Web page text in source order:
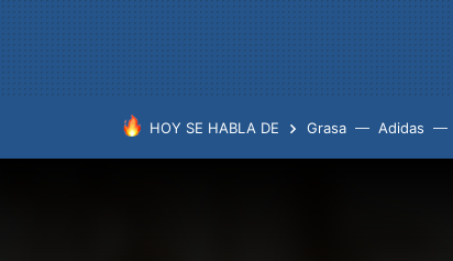
HOY SE HABLA DE Grasa Adidas